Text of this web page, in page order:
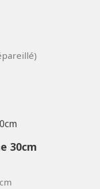
30cm